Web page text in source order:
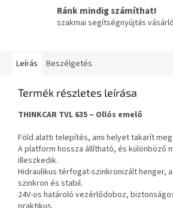
Ránk mindig számíthat!
szakmai segítségnyújtás
Leírás Beszélgetés
Termék részletes leírása
THINKCAR TVL 635 – Ollós emelő
Föld alatti telepítés, ami helyet takarít meg.
A platform hossza állítható, és különböző
illeszkedik.
Hidraulikus térfogat-szinkronizált henger,
szinkron és stabil.
24V-os határoló vezérlődoboz,